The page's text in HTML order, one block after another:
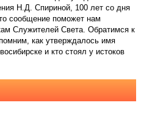
Н.Д. Спириной, 100 лет со дня
сообщение поможет нам
Служителей Света. Обратимся к
как утверждалось имя
и кто стоял у истоков